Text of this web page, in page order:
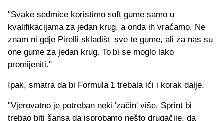
"Svake sedmice koristimo soft gume samo u
kvalifikacijama za jedan krug, a onda ih vraćamo. Ne
znam ni gdje Pirelli skladišti sve te gume, ali za nas su
one gume za jedan krug. To bi se moglo lako
promijeniti."
Ipak, smatra da bi Formula 1 trebala ići i korak dalje.
"Vjerovatno je potreban neki 'začin' više. Sprint bi
trebao biti šansa da isprobamo nešto drugačije, da